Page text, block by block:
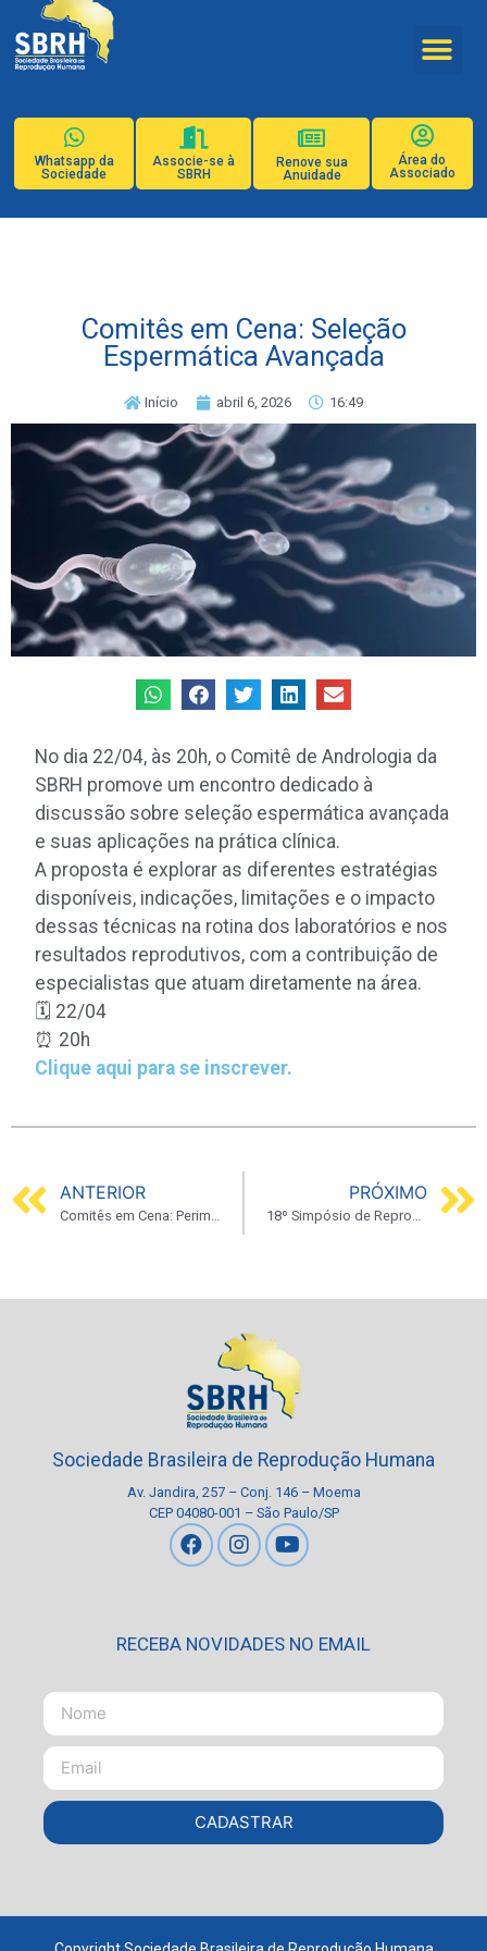
Whatsapp da
Sociedade
Associe-se à
SBRH
Renove sua
Anuidade
Área do
Associado
Comitês em Cena: Seleção
Espermática Avançada
Início abril 6, 2026 16:49
No dia 22/04, às 20h, o Comitê de Andrologia da
SBRH promove um encontro dedicado à
discussão sobre seleção espermática avançada
e suas aplicações na prática clínica.
A proposta é explorar as diferentes estratégias
disponíveis, indicações, limitações e o impacto
dessas técnicas na rotina dos laboratórios e nos
resultados reprodutivos, com a contribuição de
especialistas que atuam diretamente na área.
🗓️ 22/04
⏰ 20h
Clique aqui para se inscrever.
ANTERIOR
Comitês em Cena: Perimenopausa – diagnóstico e tratamento
PRÓXIMO
18º Simpósio de Reprodução Humana de Brasília
Sociedade Brasileira de Reprodução Humana
Av. Jandira, 257 – Conj. 146 – Moema
CEP 04080-001 – São Paulo/SP
RECEBA NOVIDADES NO EMAIL
CADASTRAR